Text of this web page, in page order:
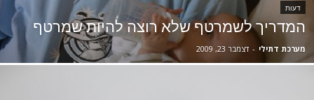
דעות
המדריך לשמרטף שלא רוצה להיות שמרטף
מערכת דתילי - דצמבר 23, 2009